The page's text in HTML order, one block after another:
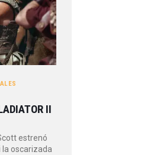
II
estrenó
la oscarizada